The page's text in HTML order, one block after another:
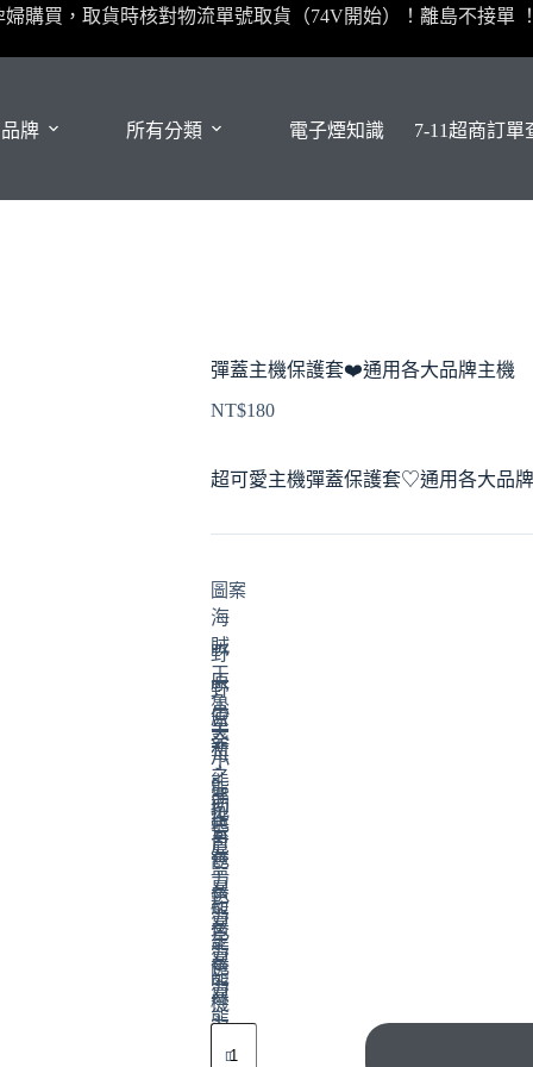
購買，取貨時核對物流單號取貨（74V開始）！離島不接單 ！
牌 所有分類 電子煙知識 7-11超商訂單
彈蓋主機保護套❤️‍通用各大品牌主機
NT$180
超可愛主機彈蓋保護套♡通用各大品
圖案
海
賊
王
魯
夫
野
原
小
葵
野
原
新
之
助
草
莓
熊
抱
哥
小
熊
維
尼
黑
色
暴
力
熊
紫
色
暴
力
熊
藍
色
暴
力
熊
粉
色
暴
力
熊
金
色
暴
力
熊
隨
機
多
啦A
蓋